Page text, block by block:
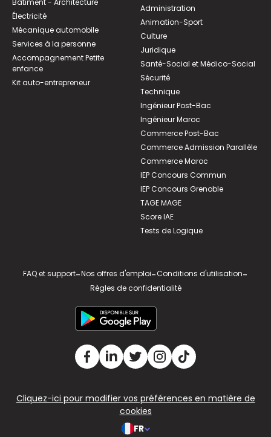
Bâtiment - Architecture
Électricité
Mécanique automobile
Services à la personne
Accompagnement Petite
enfance
Kit auto-entrepreneur
Administration
Animation-Sport
Culture
Juridique
Santé-Social et Médico-Social
Sécurité
Technique
Ingénieur Post-Bac
Ingénieur Maroc
Commerce Post-Bac
Commerce Admission Parallèle
Commerce Maroc
IEP Concours Commun
IEP Concours Grenoble
TAGE MAGE
Score IAE
Tests de Logique
FAQ et support-Nos offres d'emploi-Conditions d'utilisation-
Règles de confidentialité
Cliquez-ici pour modifier vos préférences en matière de
cookies
FR